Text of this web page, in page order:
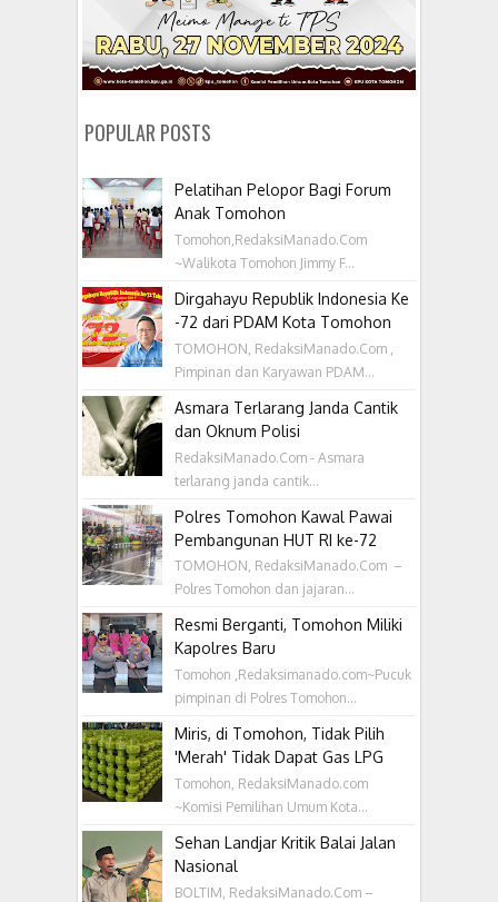
POPULAR POSTS
Pelatihan Pelopor Bagi Forum
Anak Tomohon
Tomohon,RedaksiManado.Com
~Walikota Tomohon Jimmy F...
Dirgahayu Republik Indonesia Ke
-72 dari PDAM Kota Tomohon
TOMOHON, RedaksiManado.Com ,
Pimpinan dan Karyawan PDAM...
Asmara Terlarang Janda Cantik
dan Oknum Polisi
RedaksiManado.Com - Asmara
terlarang janda cantik...
Polres Tomohon Kawal Pawai
Pembangunan HUT RI ke-72
TOMOHON, RedaksiManado.Com –
Polres Tomohon dan jajaran...
Resmi Berganti, Tomohon Miliki
Kapolres Baru
Tomohon ,Redaksimanado.com~Pucuk
pimpinan di Polres Tomohon...
Miris, di Tomohon, Tidak Pilih
'Merah' Tidak Dapat Gas LPG
Tomohon, RedaksiManado.com
~Komisi Pemilihan Umum Kota...
Sehan Landjar Kritik Balai Jalan
Nasional
BOLTIM, RedaksiManado.Com –